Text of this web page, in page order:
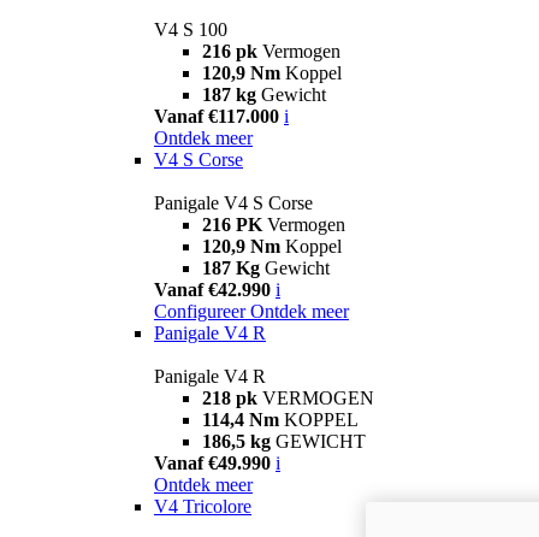
V4 S 100
216 pk Vermogen
120,9 Nm Koppel
187 kg Gewicht
Vanaf €117.000 i
Ontdek meer
V4 S Corse
Panigale V4 S Corse
216 PK Vermogen
120,9 Nm Koppel
187 Kg Gewicht
Vanaf €42.990 i
Configureer Ontdek meer
Panigale V4 R
Panigale V4 R
218 pk VERMOGEN
114,4 Nm KOPPEL
186,5 kg GEWICHT
Vanaf €49.990 i
Ontdek meer
V4 Tricolore